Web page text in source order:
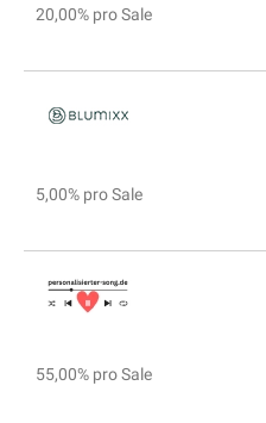
20,00% pro Sale
5,00% pro Sale
55,00% pro Sale